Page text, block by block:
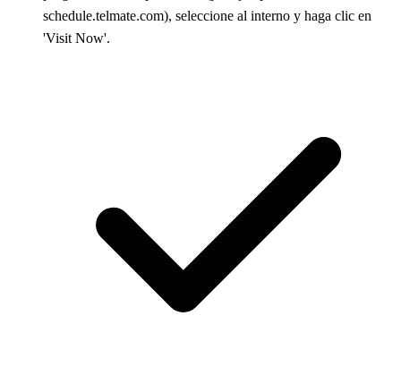
schedule.telmate.com), seleccione al interno y haga clic en
'Visit Now'.